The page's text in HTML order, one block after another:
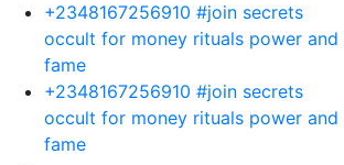
+2348167256910 #join secrets
occult for money rituals power and
fame
+2348167256910 #join secrets
occult for money rituals power and
fame